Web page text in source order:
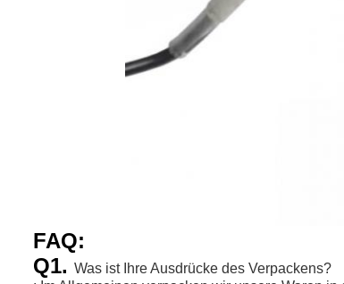
FAQ:
Q1. Was ist Ihre Ausdrücke des Verpackens?